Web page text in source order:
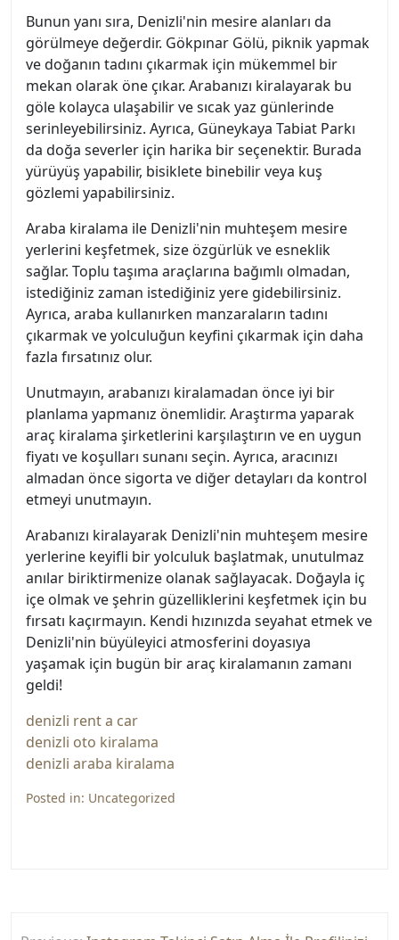
Bunun yanı sıra, Denizli'nin mesire alanları da
görülmeye değerdir. Gökpınar Gölü, piknik yapmak
ve doğanın tadını çıkarmak için mükemmel bir
mekan olarak öne çıkar. Arabanızı kiralayarak bu
göle kolayca ulaşabilir ve sıcak yaz günlerinde
serinleyebilirsiniz. Ayrıca, Güneykaya Tabiat Parkı
da doğa severler için harika bir seçenektir. Burada
yürüyüş yapabilir, bisiklete binebilir veya kuş
gözlemi yapabilirsiniz.
Araba kiralama ile Denizli'nin muhteşem mesire
yerlerini keşfetmek, size özgürlük ve esneklik
sağlar. Toplu taşıma araçlarına bağımlı olmadan,
istediğiniz zaman istediğiniz yere gidebilirsiniz.
Ayrıca, araba kullanırken manzaraların tadını
çıkarmak ve yolculuğun keyfini çıkarmak için daha
fazla fırsatınız olur.
Unutmayın, arabanızı kiralamadan önce iyi bir
planlama yapmanız önemlidir. Araştırma yaparak
araç kiralama şirketlerini karşılaştırın ve en uygun
fiyatı ve koşulları sunanı seçin. Ayrıca, aracınızı
almadan önce sigorta ve diğer detayları da kontrol
etmeyi unutmayın.
Arabanızı kiralayarak Denizli'nin muhteşem mesire
yerlerine keyifli bir yolculuk başlatmak, unutulmaz
anılar biriktirmenize olanak sağlayacak. Doğayla iç
içe olmak ve şehrin güzelliklerini keşfetmek için bu
fırsatı kaçırmayın. Kendi hızınızda seyahat etmek ve
Denizli'nin büyüleyici atmosferini doyasıya
yaşamak için bugün bir araç kiralamanın zamanı
geldi!
denizli rent a car
denizli oto kiralama
denizli araba kiralama
Posted in: Uncategorized